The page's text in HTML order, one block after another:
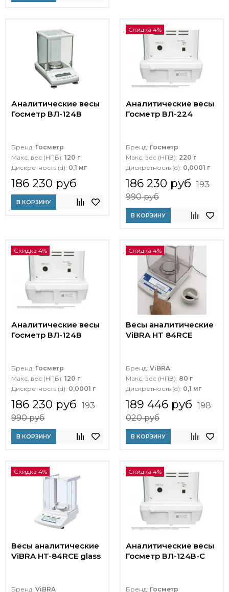
Аналитические весы
Госметр ВЛ-124В
Бренд: Госметр
Макс. вес (НПВ): 120 г
Дискретность (d): 0,1 мг
186 230 руб
В КОРЗИНУ
Скидка 4%
Аналитические весы
Госметр ВЛ-224
Бренд: Госметр
Макс. вес (НПВ): 220 г
Дискретность (d): 0,0001 г
186 230 руб 193
990 руб
В КОРЗИНУ
Скидка 4%
Аналитические весы
Госметр ВЛ-124В
Бренд: Госметр
Макс. вес (НПВ): 120 г
Дискретность (d): 0,0001 г
186 230 руб 193
990 руб
В КОРЗИНУ
Скидка 4%
Весы аналитические
ViBRA HT 84RCE
Бренд: ViBRA
Макс. вес (НПВ): 80 г
Дискретность (d): 0,1 мг
189 446 руб 198
020 руб
В КОРЗИНУ
Скидка 4%
Весы аналитические
ViBRA HT-84RCE glass
Бренд: ViBRA
Скидка 4%
Аналитические весы
Госметр ВЛ-124В-С
Бренд: Госметр